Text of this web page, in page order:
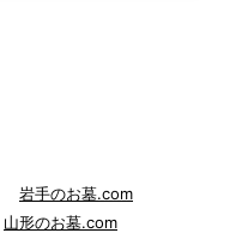
岩手のお墓.com
山形のお墓.com